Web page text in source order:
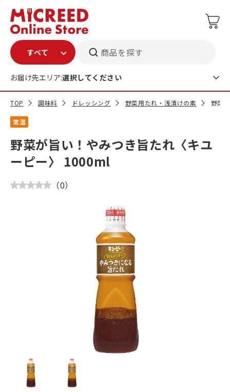
商品を探す
お届け先エリア:選択してください
TOP 調味料 ドレッシング 野菜用たれ・浅漬けの素 野菜
常温
野菜が旨い！やみつき旨たれ〈キユ
ーピー〉 1000ml
（0）